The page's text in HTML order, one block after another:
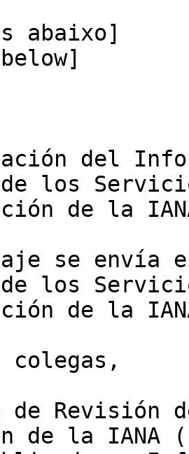
abaixo]
del
de los
de la
se envía
de los
de la
colegas,
de Revisión
de la IANA